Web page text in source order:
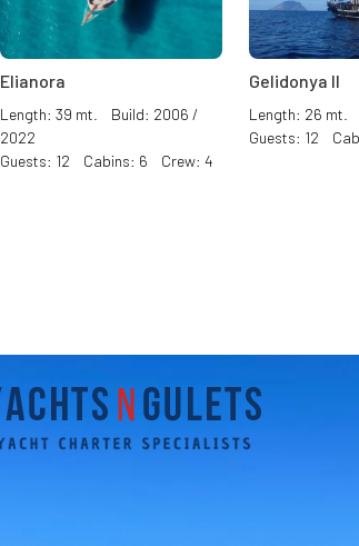
Elianora
Length: 39 mt. Build: 2006 /
2022
Guests: 12 Cabins: 6 Crew: 4
Gelidonya II
Length: 26 mt.
Guests: 12